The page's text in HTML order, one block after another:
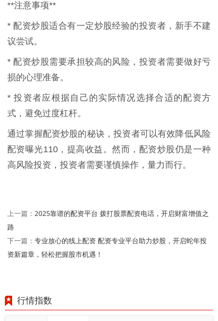
**注意事项**
* 配资炒股适合有一定炒股经验的投资者，新手不建
议尝试。
* 配资炒股需要承担较高的风险，投资者需要做好亏
损的心理准备。
* 投资者应根据自己的实际情况选择合适的配资方
式，避免过度杠杆。
通过掌握配资炒股的秘诀，投资者可以有效降低风险
配资曝光110，提高收益。然而，配资炒股仍是一种
高风险投资，投资者需要谨慎操作，量力而行。
上一篇： 2025靠谱的配资平台 拨打股票配资电话，开启财富增值之
路
下一篇： 专业放心的线上配资 配资专业平台助力炒股，开启蛇年投
资新篇章，轻松把握股市机遇！
行情指数